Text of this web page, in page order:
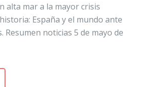
alta mar a la mayor crisis
España y el mundo ante
Resumen noticias 5 de mayo de